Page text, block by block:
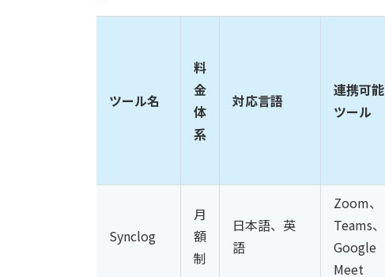
ツール名
料
金
体
系
対応言語
連携可能
ツール
Synclog
月
額
制
日本語、英
語
Zoom、
Teams、
Google
Meet